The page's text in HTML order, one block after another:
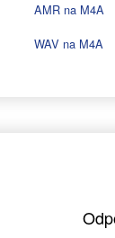
AMR na M4A
WAV na M4A